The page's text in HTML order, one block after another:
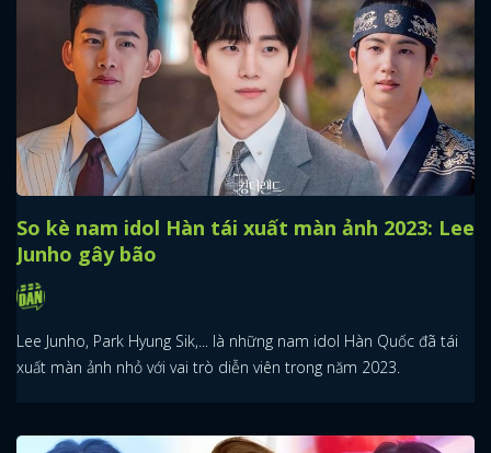
So kè nam idol Hàn tái xuất màn ảnh 2023: Lee
Junho gây bão
Lee Junho, Park Hyung Sik,... là những nam idol Hàn Quốc đã tái
xuất màn ảnh nhỏ với vai trò diễn viên trong năm 2023.